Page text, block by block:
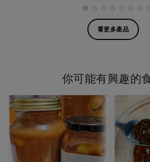
看更多產品
你可能有興趣的